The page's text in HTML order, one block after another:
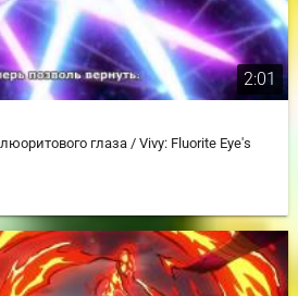
2:01
глаза / Vivy: Fluorite Eye's